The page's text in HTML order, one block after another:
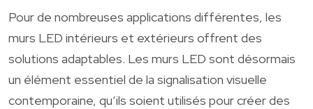
Pour de nombreuses applications différentes, les
murs LED intérieurs et extérieurs offrent des
solutions adaptables. Les murs LED sont désormais
un élément essentiel de la signalisation visuelle
contemporaine, qu’ils soient utilisés pour créer des